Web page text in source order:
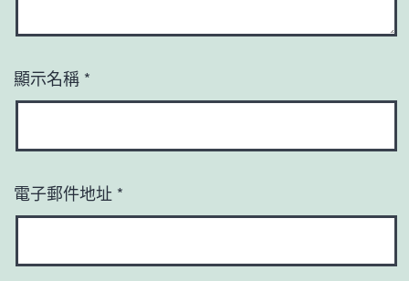
顯示名稱 *
電子郵件地址 *